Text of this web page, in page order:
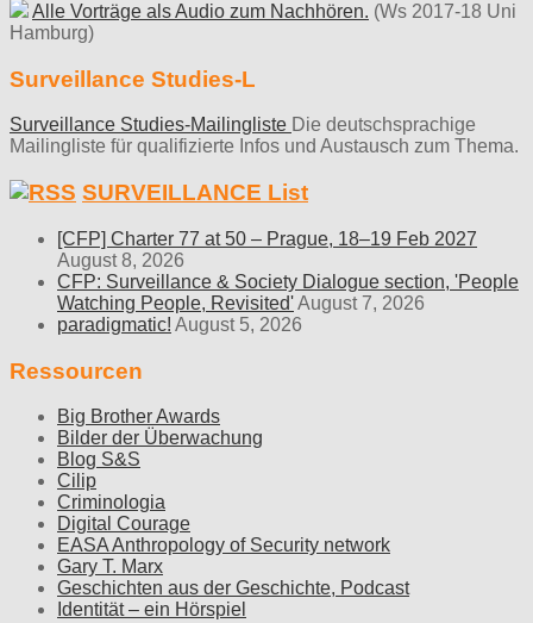
Alle Vorträge als Audio zum Nachhören. (Ws 2017-18 Uni
Hamburg)
Surveillance Studies-L
Surveillance Studies-Mailingliste Die deutschsprachige
Mailingliste für qualifizierte Infos und Austausch zum Thema.
SURVEILLANCE List
[CFP] Charter 77 at 50 – Prague, 18–19 Feb 2027
August 8, 2026
CFP: Surveillance & Society Dialogue section, 'People
Watching People, Revisited'August 7, 2026
paradigmatic! August 5, 2026
Ressourcen
Big Brother Awards
Bilder der Überwachung
Blog S&S
Cilip
Criminologia
Digital Courage
EASA Anthropology of Security network
Gary T. Marx
Geschichten aus der Geschichte, Podcast
Identität – ein Hörspiel